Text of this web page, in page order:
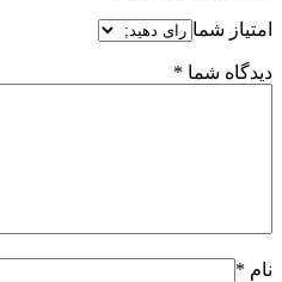
امتیاز شما
دیدگاه شما *
نام *